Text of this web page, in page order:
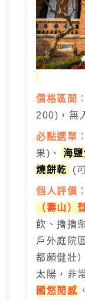
價格區間：
200)，無
必點選單：
果)、
海
燒餅乾
(
個人評價：
（壽山）
飲、擼擼
戶外庭院
都頗健壯
太陽，非
國悠閒感